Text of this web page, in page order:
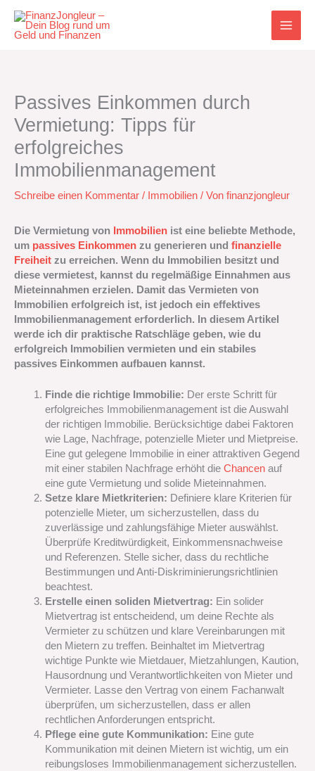
Inhalt
springen
Passives Einkommen durch
Vermietung: Tipps für
erfolgreiches
Immobilienmanagement
Schreibe einen Kommentar / Immobilien / Von finanzjongleur
Die Vermietung von Immobilien ist eine beliebte Methode,
um passives Einkommen zu generieren und finanzielle
Freiheit zu erreichen. Wenn du Immobilien besitzt und
diese vermietest, kannst du regelmäßige Einnahmen aus
Mieteinnahmen erzielen. Damit das Vermieten von
Immobilien erfolgreich ist, ist jedoch ein effektives
Immobilienmanagement erforderlich. In diesem Artikel
werde ich dir praktische Ratschläge geben, wie du
erfolgreich Immobilien vermieten und ein stabiles
passives Einkommen aufbauen kannst.
Finde die richtige Immobilie: Der erste Schritt für
erfolgreiches Immobilienmanagement ist die Auswahl
der richtigen Immobilie. Berücksichtige dabei Faktoren
wie Lage, Nachfrage, potenzielle Mieter und Mietpreise.
Eine gut gelegene Immobilie in einer attraktiven Gegend
mit einer stabilen Nachfrage erhöht die Chancenauf
eine gute Vermietung und solide Mieteinnahmen.
Setze klare Mietkriterien: Definiere klare Kriterien für
potenzielle Mieter, um sicherzustellen, dass du
zuverlässige und zahlungsfähige Mieter auswählst.
Überprüfe Kreditwürdigkeit, Einkommensnachweise
und Referenzen. Stelle sicher, dass du rechtliche
Bestimmungen und Anti-Diskriminierungsrichtlinien
beachtest.
Erstelle einen soliden Mietvertrag: Ein solider
Mietvertrag ist entscheidend, um deine Rechte als
Vermieter zu schützen und klare Vereinbarungen mit
den Mietern zu treffen. Beinhaltet im Mietvertrag
wichtige Punkte wie Mietdauer, Mietzahlungen, Kaution,
Hausordnung und Verantwortlichkeiten von Mieter und
Vermieter. Lasse den Vertrag von einem Fachanwalt
überprüfen, um sicherzustellen, dass er allen
rechtlichen Anforderungen entspricht.
Pflege eine gute Kommunikation: Eine gute
Kommunikation mit deinen Mietern ist wichtig, um ein
reibungsloses Immobilienmanagement sicherzustellen.